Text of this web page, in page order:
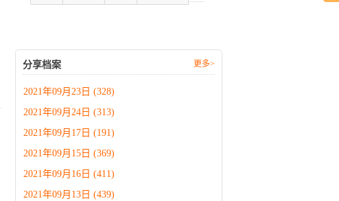
分享档案 更多>
2021年09月23日 (328)
2021年09月24日 (313)
2021年09月17日 (191)
2021年09月15日 (369)
2021年09月16日 (411)
2021年09月13日 (439)